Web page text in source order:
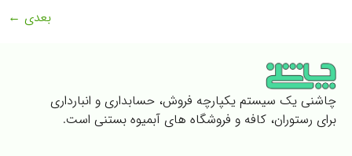
بعدی ←
چاشنی یک سیستم یکپارچه فروش، حسابداری و انبارداری
برای رستوران، کافه و فروشگاه های آبمیوه بستنی است.